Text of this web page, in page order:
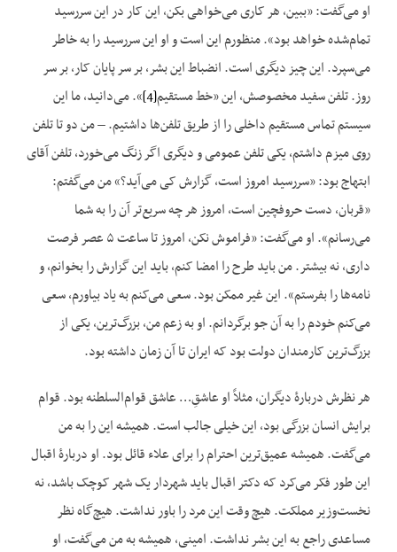
او می‌گفت: «ببین، هر کاری می‌خواهی بکن، این کار در این سررسید
تمام‌شده خواهد بود». منظورم این است و او این سررسید را به خاطر
می‌سپرد. این چیز دیگری است. انضباط این بشر، بر سر پایان کار، بر سر
روز. تلفن سفید مخصوصش، این «خط مستقیم[4] ». می‌دانید، ما این
سیستم تماس مستقیم داخلی را از طریق تلفن‌ها داشتیم. – من دو تا تلفن
روی میزم داشتم، یکی تلفن عمومی و دیگری اگر زنگ می‌خورد، تلفن آقای
ابتهاج بود: «سررسید امروز است، گزارش کی می‌آید؟» من می‌گفتم:
«قربان، دست حروفچین است، امروز هر چه سریع‌تر آن را به شما
می‌رسانم». او می‌گفت: «فراموش نکن، امروز تا ساعت ۵ عصر فرصت
داری، نه بیشتر. من باید طرح را امضا کنم، باید این گزارش را بخوانم، و
نامه‌ها را بفرستم». این غیر ممکن بود. سعی می‌کنم به یاد بیاورم، سعی
می‌کنم خودم را به آن جو برگردانم. او به زعم من، بزرگ‌ترین، یکی از
بزرگ‌ترین کارمندان دولت بود که ایران تا آن زمان داشته بود.
هر نظرش دربارهٔ دیگران، مثلاً او عاشقِ… عاشق قوام‌السلطنه بود. قوام
برایش انسان بزرگی بود، این خیلی جالب است. همیشه این را به من
می‌گفت. همیشه عمیق‌ترین احترام را برای علاء قائل بود. او دربارهٔ اقبال
این طور فکر می‌کرد که دکتر اقبال باید شهردار یک شهر کوچک باشد، نه
نخست‌وزیر مملکت. هیچ وقت این مرد را باور نداشت. هیچ‌گاه نظر
مساعدی راجع به این بشر نداشت. امینی، همیشه به من می‌گفت، او